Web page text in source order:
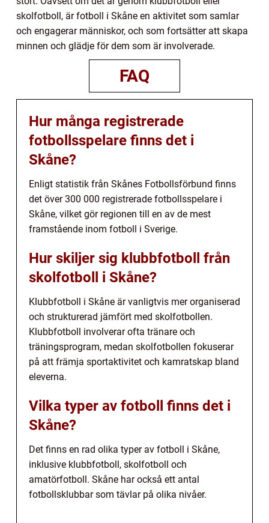
skolfotboll, är fotboll i Skåne en aktivitet som samlar
och engagerar människor, och som fortsätter att skapa
minnen och glädje för dem som är involverade.
FAQ
Hur många registrerade
fotbollsspelare finns det i
Skåne?
Enligt statistik från Skånes Fotbollsförbund finns
det över 300 000 registrerade fotbollsspelare i
Skåne, vilket gör regionen till en av de mest
framstående inom fotboll i Sverige.
Hur skiljer sig klubbfotboll från
skolfotboll i Skåne?
Klubbfotboll i Skåne är vanligtvis mer organiserad
och strukturerad jämfört med skolfotbollen.
Klubbfotboll involverar ofta tränare och
träningsprogram, medan skolfotbollen fokuserar
på att främja sportaktivitet och kamratskap bland
eleverna.
Vilka typer av fotboll finns det i
Skåne?
Det finns en rad olika typer av fotboll i Skåne,
inklusive klubbfotboll, skolfotboll och
amatörfotboll. Skåne har också ett antal
fotbollsklubbar som tävlar på olika nivåer.